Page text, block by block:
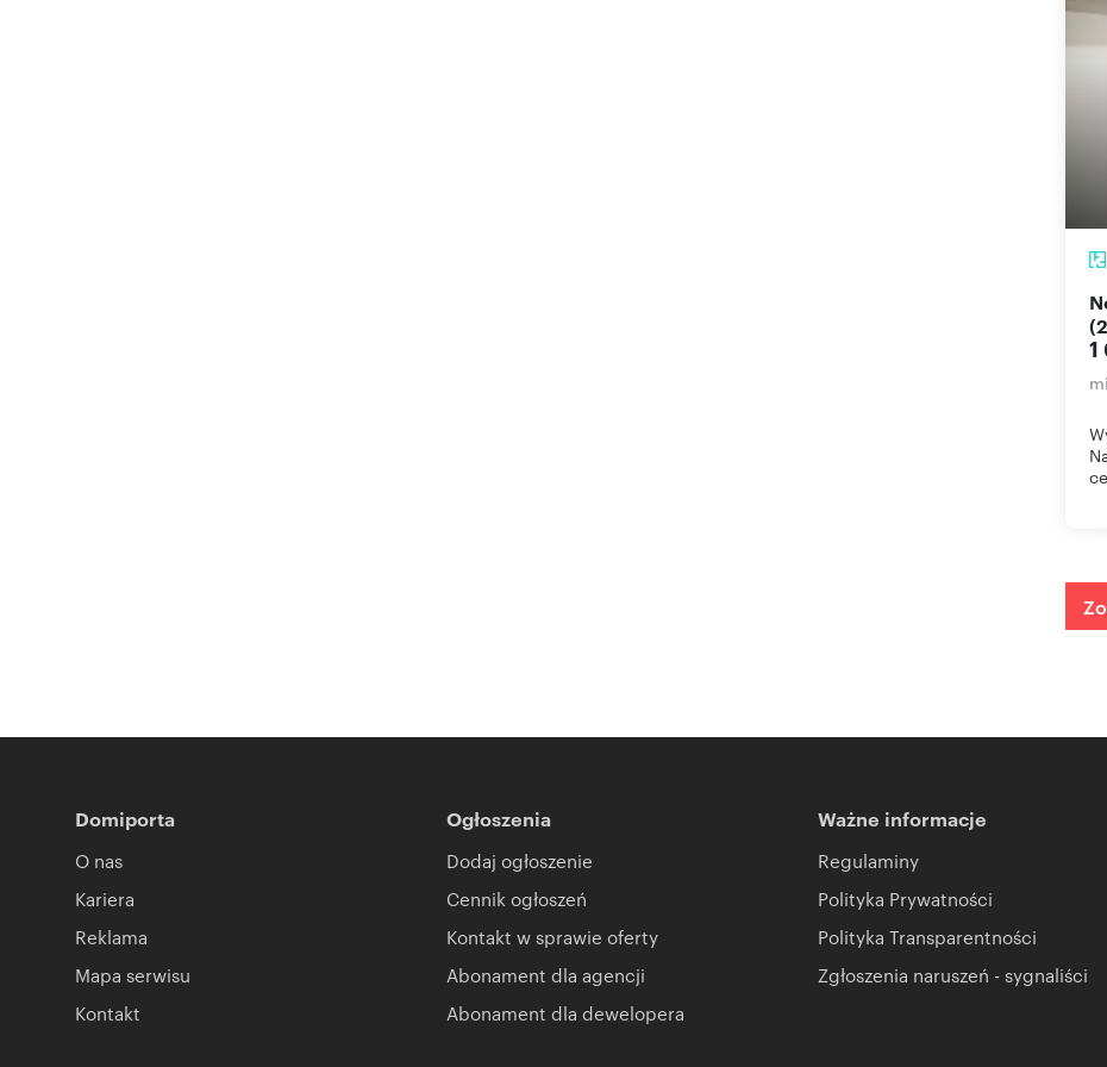
Nowoczesna mikrokawalerka z antresolą
1
Domiporta
O nas
Kariera
Reklama
Mapa serwisu
Kontakt
Ogłoszenia
Dodaj ogłoszenie
Cennik ogłoszeń
Kontakt w sprawie oferty
Abonament dla agencji
Abonament dla dewelopera
Ważne informacje
Regulaminy
Polityka Prywatności
Polityka Transparentności
Zgłoszenia naruszeń - sygnaliści